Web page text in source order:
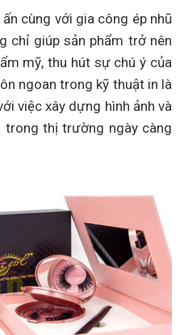
cùng với gia công ép nhũ
chỉ giúp sản phẩm trở nên
mỹ, thu hút sự chú ý của
ngoan trong kỹ thuật in là
việc xây dựng hình ảnh và
trong thị trường ngày càng